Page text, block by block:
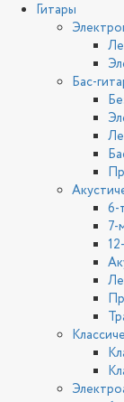
Гитары
Бас-
6-
7-